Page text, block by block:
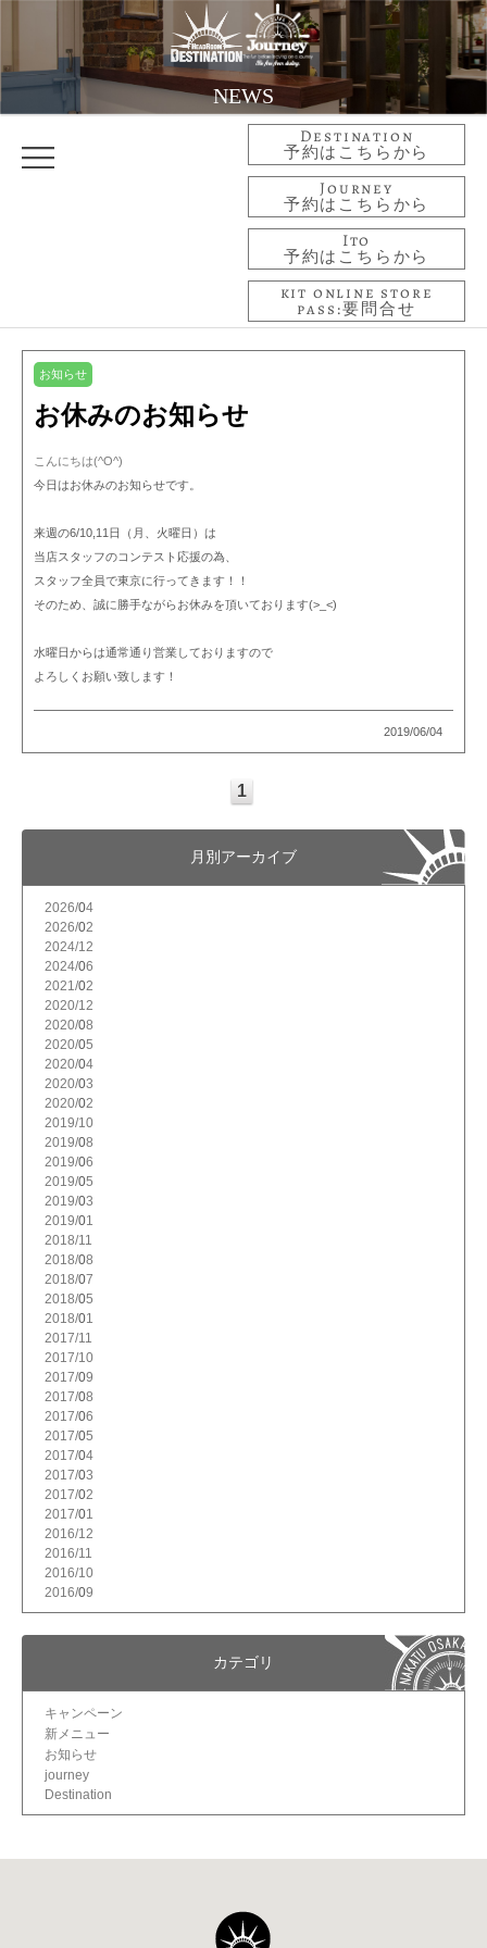
NEWS
Destination
予約はこちらから
Journey
予約はこちらから
Ito
予約はこちらから
kit online store
pass:要問合せ
お知らせ
お休みのお知らせ
こんにちは(^O^)
今日はお休みのお知らせです。
来週の6/10,11日（月、火曜日）は
当店スタッフのコンテスト応援の為、
スタッフ全員で東京に行ってきます！！
そのため、誠に勝手ながらお休みを頂いております(>_<)
水曜日からは通常通り営業しておりますので
よろしくお願い致します！
2019/06/04
1
月別アーカイブ
2026/ 4
2026/ 2
2024/12
2024/ 6
2021/ 2
2020/12
2020/ 8
2020/ 5
2020/ 4
2020/ 3
2020/ 2
2019/10
2019/ 8
2019/ 6
2019/ 5
2019/ 3
2019/ 1
2018/11
2018/ 8
2018/ 7
2018/ 5
2018/ 1
2017/11
2017/10
2017/ 9
2017/ 8
2017/ 6
2017/ 5
2017/ 4
2017/ 3
2017/ 2
2017/ 1
2016/12
2016/11
2016/10
2016/ 9
カテゴリ
キャンペーン
新メニュー
お知らせ
journey
Destination